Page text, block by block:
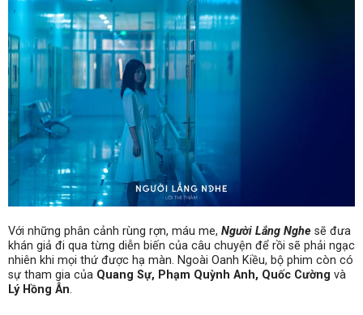
Với những phân cảnh rùng rợn, máu me, Người Lắng Nghe sẽ đưa
khán giả đi qua từng diễn biến của câu chuyện để rồi sẽ phải ngạc
nhiên khi mọi thứ được hạ màn. Ngoài Oanh Kiều, bộ phim còn có
sự tham gia của Quang Sự, Phạm Quỳnh Anh, Quốc Cường và
Lý Hồng Ân.